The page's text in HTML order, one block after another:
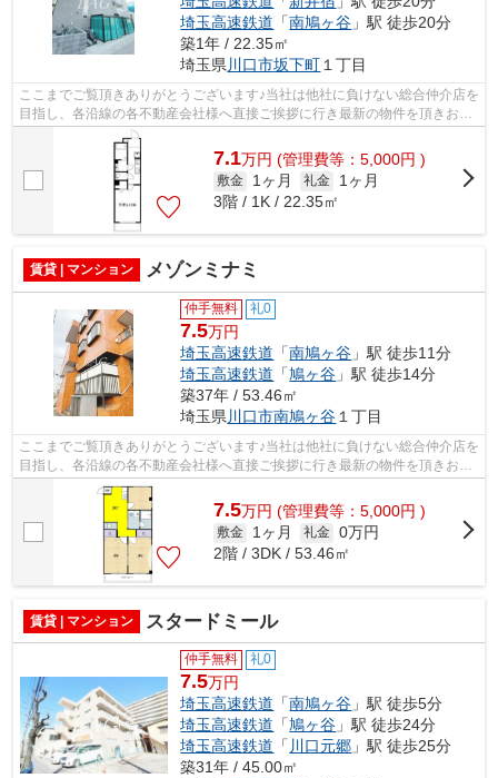
埼玉高速鉄道 「南鳩ヶ谷 」駅 徒歩20分
築1年 / 22.35㎡
埼玉県 川口市坂下町 １丁目
ここまでご覧頂きありがとうございます♪当社は他社に負けない総合仲介店を
目指し、各沿線の各不動産会社様へ直接ご挨拶に行き最新の物件を頂きお客
様へ提供しております！最新の情報は...
7.1万円 (管理費等：5,000円 )
敷金 1ヶ月 礼金
1ヶ月
3階 / 1K / 22.35㎡
賃貸 | マンション メゾンミナミ
仲手無料 礼0
7.5万円
埼玉高速鉄道 「南鳩ヶ谷 」駅 徒歩11分
埼玉高速鉄道 「鳩ヶ谷 」駅 徒歩14分
築37年 / 53.46㎡
埼玉県 川口市南鳩ヶ谷 １丁目
ここまでご覧頂きありがとうございます♪当社は他社に負けない総合仲介店を
目指し、各沿線の各不動産会社様へ直接ご挨拶に行き最新の物件を頂きお客
様へ提供しております！最新の情報は...
7.5万円 (管理費等：5,000円 )
敷金 1ヶ月 礼金 0万円
2階 / 3DK / 53.46㎡
賃貸 | マンション スタードミール
仲手無料 礼0
7.5万円
埼玉高速鉄道 「南鳩ヶ谷 」駅 徒歩5分
埼玉高速鉄道 「鳩ヶ谷 」駅 徒歩24分
埼玉高速鉄道 「 川口元郷 」駅 徒歩25分
築31年 / 45.00㎡